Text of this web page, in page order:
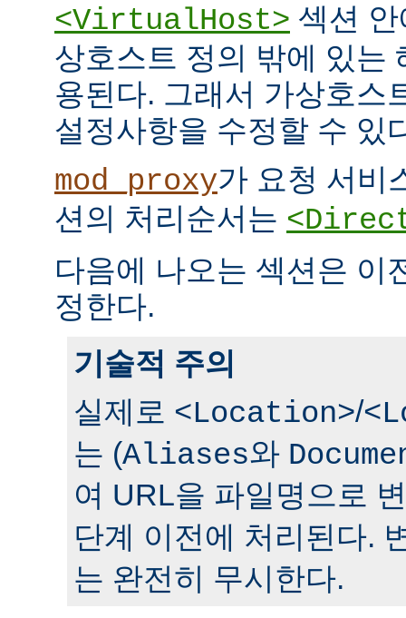
<VirtualHost> 섹션
상호스트 정의 밖에 있는
용된다. 그래서 가상호스
설정사항을 수정할 수 있
mod_proxy가 요청 서비
션의 처리순서는
다음에 나오는 섹션은 이
정한다.
기술적 주의
실제로 <Location>/
는 (Aliases와
여 URL을 파일명으로
단계 이전에 처리된다.
는 완전히 무시한다.